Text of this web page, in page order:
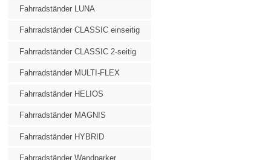
Fahrradständer LUNA
Fahrradständer CLASSIC einseitig
Fahrradständer CLASSIC 2-seitig
Fahrradständer MULTI-FLEX
Fahrradständer HELIOS
Fahrradständer MAGNIS
Fahrradständer HYBRID
Fahrradständer Wandparker